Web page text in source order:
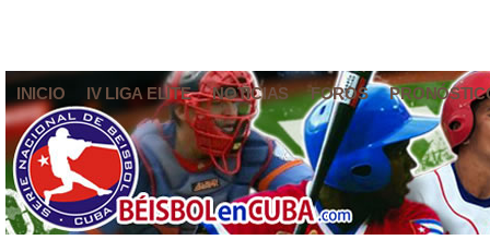
INICIO IV LIGA ELITE NOTICIAS FOROS